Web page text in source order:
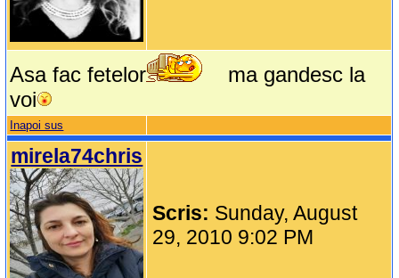
Asa fac fetelor
ma gandesc la
voi
Inapoi sus
mirela74chris
Scris: Sunday, August
29, 2010 9:02 PM